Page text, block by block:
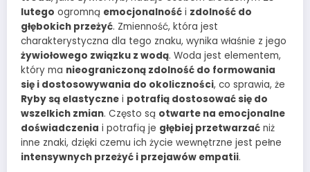
lutego ogromną emocjonalność i zdolność do
głębokich przeżyć. Zmienność, która jest
charakterystyczna dla tego znaku, wynika właśnie z jego
żywiołowego związku z wodą. Woda jest elementem,
który ma nieograniczoną zdolność do formowania
się i dostosowywania do okoliczności, co sprawia, że
Ryby są elastyczne i potrafią dostosować się do
wszelkich zmian. Często są otwarte na emocjonalne
doświadczenia i potrafią je głębiej przetwarzać niż
inne znaki, dzięki czemu ich życie wewnętrzne jest pełne
intensywnych przeżyć i przejawów empatii.